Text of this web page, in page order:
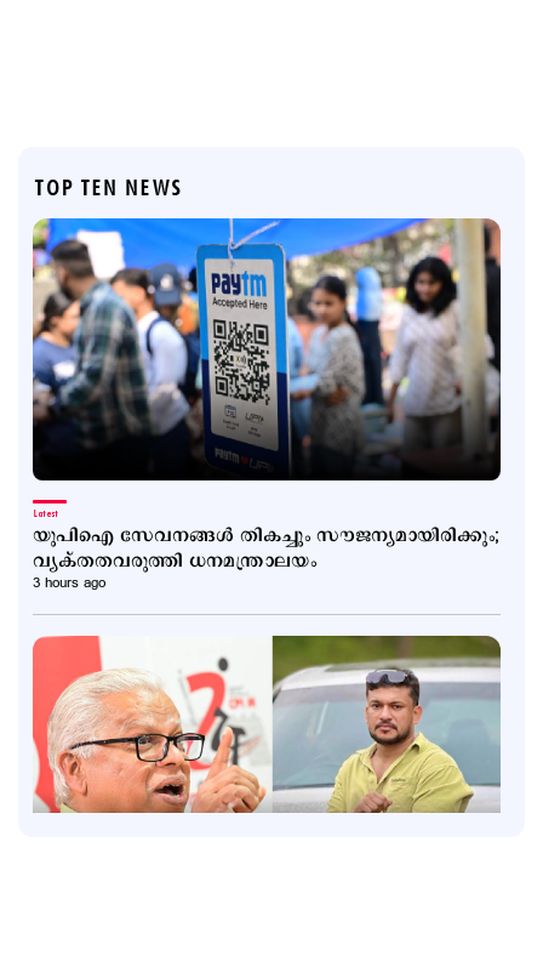
TOP TEN NEWS
Latest
യുപിഐ സേവനങ്ങള്‍ തികച്ചും സൗജന്യമായിരിക്കും;
വ്യക്തതവരുത്തി ധനമന്ത്രാലയം
3 hours ago